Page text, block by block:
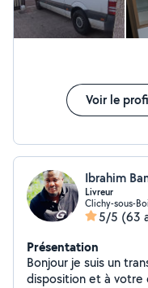
Voir le
Ibrahim
Livreur
Clichy-sous-
5/5 (63
Présentation
Bonjour je suis un
disposition et à votre